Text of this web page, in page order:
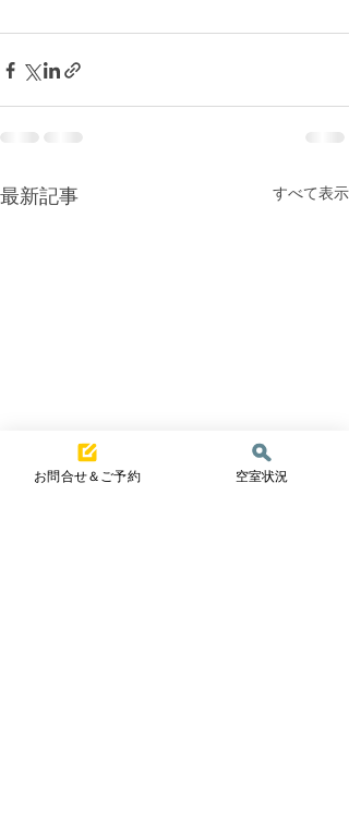
最新記事 すべて表示
お問合せ＆ご予約 空室状況